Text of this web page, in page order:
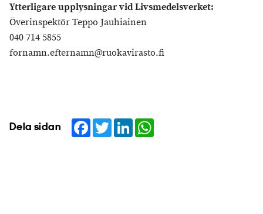
Ytterligare upplysningar vid Livsmedelsverket:
Överinspektör Teppo Jauhiainen
040 714 5855
fornamn.efternamn@ruokavirasto.fi
Dela sidan Facebook
TwitterLinkedIn